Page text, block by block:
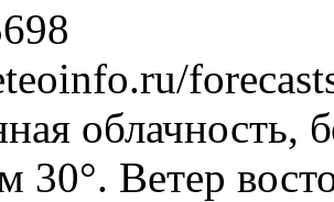
облачность,
30°. Ветер